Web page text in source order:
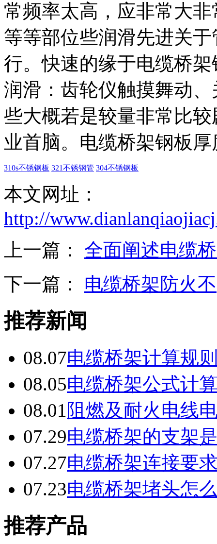
常频率太高，应非常大
等等部位些润滑先进关
行。快速的缘于电缆桥
润滑：齿轮仪触摸舞动
些大概若是较量非常比
业首脑。电缆桥架钢板厚
310s不锈钢板 321不锈钢管 304不锈钢板
本文网址：
http://
上一篇： 全面阐述电缆
下一篇： 电缆桥架防火不
推荐新闻
08.07电缆桥架计算规
08.05电缆桥架公式计
08.01 阻燃及耐火电线
07.29电缆桥架的支架
07.27电缆桥架连接要
07.23电缆桥架堵头怎
推荐产品